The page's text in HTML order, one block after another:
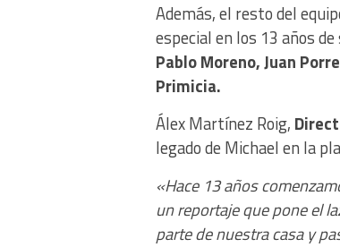
Además, el resto del
especial en los 13 años
Pablo Moreno, Juan
Primicia.
Álex Martínez Roig,
legado de Michael en la
«Hace 13 años
un reportaje que poneel
parte de nuestra casa y